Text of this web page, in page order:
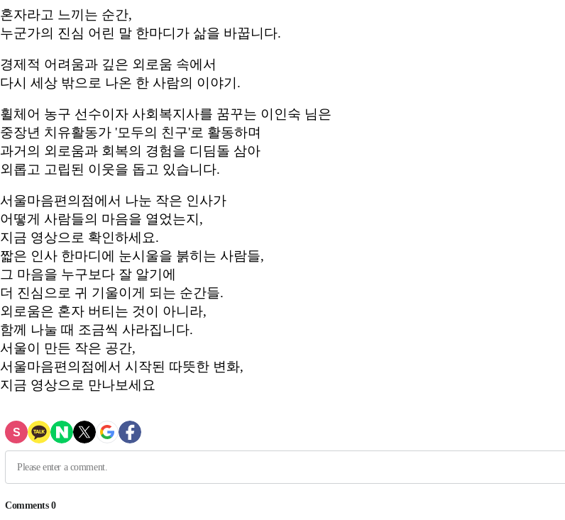
혼자라고 느끼는 순간,
누군가의 진심 어린 말 한마디가 삶을 바꿉니다.
경제적 어려움과 깊은 외로움 속에서
다시 세상 밖으로 나온 한 사람의 이야기.
휠체어 농구 선수이자 사회복지사를 꿈꾸는 이인숙 님은
중장년 치유활동가 '모두의 친구'로 활동하며
과거의 외로움과 회복의 경험을 디딤돌 삼아
외롭고 고립된 이웃을 돕고 있습니다.
서울마음편의점에서 나눈 작은 인사가
어떻게 사람들의 마음을 열었는지,
지금 영상으로 확인하세요.
짧은 인사 한마디에 눈시울을 붉히는 사람들,
그 마음을 누구보다 잘 알기에
더 진심으로 귀 기울이게 되는 순간들.
외로움은 혼자 버티는 것이 아니라,
함께 나눌 때 조금씩 사라집니다.
서울이 만든 작은 공간,
서울마음편의점에서 시작된 따뜻한 변화,
지금 영상으로 만나보세요